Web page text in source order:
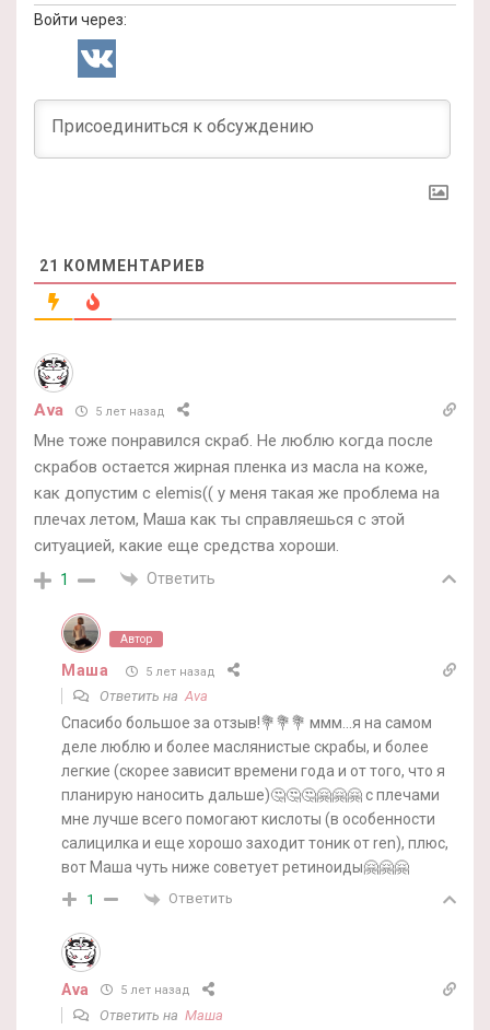
Войти через:
21 КОММЕНТАРИЕВ
Ava 5 лет назад
Мне тоже понравился скраб. Не люблю когда после
скрабов остается жирная пленка из масла на коже,
как допустим с elemis(( у меня такая же проблема на
плечах летом, Маша как ты справляешься с этой
ситуацией, какие еще средства хороши.
1 Ответить
Автор
Маша 5 лет назад
Ответить наAva
Спасибо большое за отзыв!💐💐💐 ммм…я на самом
деле люблю и более маслянистые скрабы, и более
легкие (скорее зависит времени года и от того, что я
планирую наносить дальше)🤔🤔🤔🤗🤗🤗 с плечами
мне лучше всего помогают кислоты (в особенности
салицилка и еще хорошо заходит тоник от ren), плюс,
вот Маша чуть ниже советует ретиноиды🤗🤗🤗
1 Ответить
Ava 5 лет назад
Ответить на Маша